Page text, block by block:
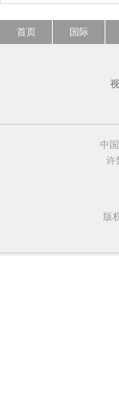
首页 国际
中
许
版